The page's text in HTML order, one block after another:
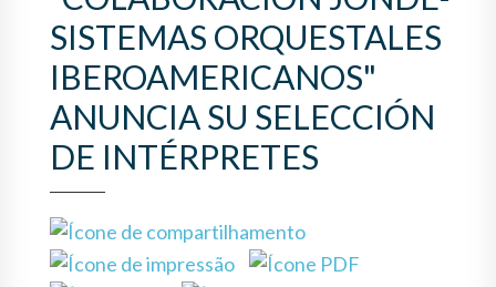
SISTEMAS ORQUESTALES
IBEROAMERICANOS"
ANUNCIA SU SELECCIÓN
DE INTÉRPRETES